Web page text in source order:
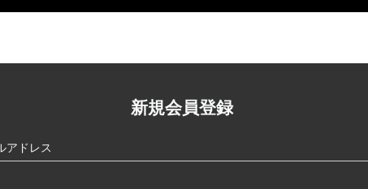
新規会員登録
アドレス